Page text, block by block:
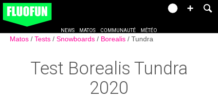
NEWS MATOS COMMUNAUTÉ MÉTÉO
Matos Tests Snowboards Borealis Tundra
Test Borealis Tundra
2020